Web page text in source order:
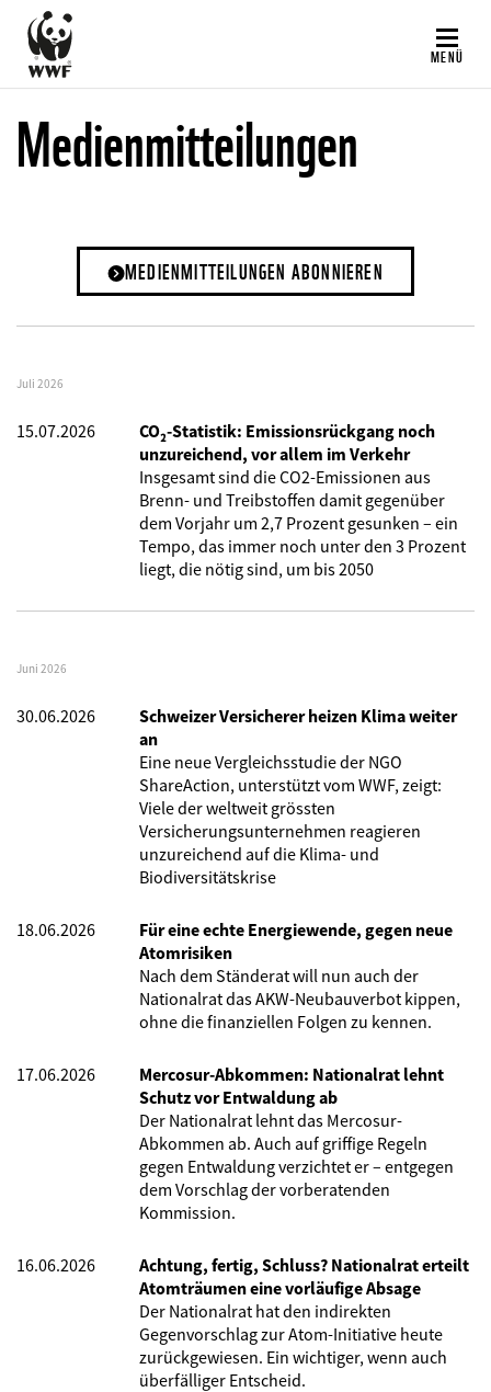
Direkt
zum
Inhalt
MENÜ
Medienmitteilungen
MEDIENMITTEILUNGEN ABONNIEREN
Juli 2026
15.07.2026
CO₂-Statistik: Emissionsrückgang noch
unzureichend, vor allem im Verkehr
Insgesamt sind die CO2-Emissionen aus
Brenn- und Treibstoffen damit gegenüber
dem Vorjahr um 2,7 Prozent gesunken – ein
Tempo, das immer noch unter den 3 Prozent
liegt, die nötig sind, um bis 2050
Juni 2026
30.06.2026
Schweizer Versicherer heizen Klima weiter
an
Eine neue Vergleichsstudie der NGO
ShareAction, unterstützt vom WWF, zeigt:
Viele der weltweit grössten
Versicherungsunternehmen reagieren
unzureichend auf die Klima- und
Biodiversitätskrise
18.06.2026
Für eine echte Energiewende, gegen neue
Atomrisiken
Nach dem Ständerat will nun auch der
Nationalrat das AKW-Neubauverbot kippen,
ohne die finanziellen Folgen zu kennen.
17.06.2026
Mercosur-Abkommen: Nationalrat lehnt
Schutz vor Entwaldung ab
Der Nationalrat lehnt das Mercosur-
Abkommen ab. Auch auf griffige Regeln
gegen Entwaldung verzichtet er – entgegen
dem Vorschlag der vorberatenden
Kommission.
16.06.2026
Achtung, fertig, Schluss? Nationalrat erteilt
Atomträumen eine vorläufige Absage
Der Nationalrat hat den indirekten
Gegenvorschlag zur Atom-Initiative heute
zurückgewiesen. Ein wichtiger, wenn auch
überfälliger Entscheid.